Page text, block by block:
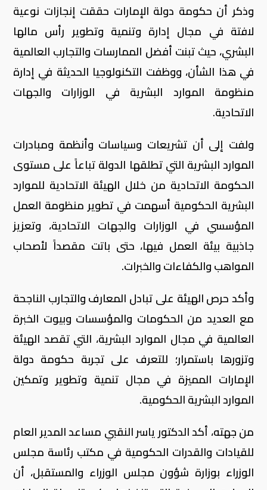
وذكر أن حكومة دولة الإمارات حققت إنجازات نوعية
لافتة في مجال إدارة وتنمية وتطوير رأس مالها
البشري، حيث تبنت أفضل الممارسات والتجارب العالمية
في هذا الشأن، ووظفت التكنولوجيا الحديثة في إدارة
منظومة الموارد البشرية في الوزارات والجهات
الاتحادية.
ولفت إلى أن تشريعات وسياسات وأنظمة ومبادرات
الموارد البشرية التي تطلقها الدولة تباعاً على مستوى
الحكومة الاتحادية من خلال الهيئة الاتحادية للموارد
البشرية الحكومية أسهمت في تطوير منظومة العمل
المؤسسي في الوزارات والجهات الاتحادية، وتعزيز
جاذبية بيئة العمل فيها، حتى باتت مقصداً لأصحاب
المواهب والكفاءات والخبرات.
وأكد حرص الهيئة على تبادل المعارف والتجارب الناجحة
مع العديد من الحكومات والمؤسسات وبيوت الخبرة
العالمية في مجال الموارد البشرية، التي تقصد الهيئة
وتزورها باستمرار؛ للتعرف على تجربة حكومة دولة
الإمارات المميزة في مجال تنمية وتطوير وتمكين
الموارد البشرية الحكومية.
من جهته، أكد الدكتور ياسر النقبي مساعد المدير العام
للقيادات والقدرات الحكومية في مكتب رئاسة مجلس
الوزراء بوزارة شؤون مجلس الوزراء والمستقبل، أن